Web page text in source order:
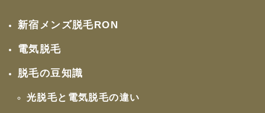
新宿メンズ脱毛RON
電気脱毛
脱毛の豆知識
光脱毛と電気脱毛の違い